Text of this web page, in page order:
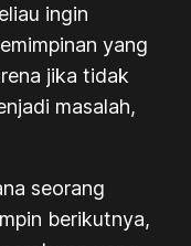
ingin
yang
jika tidak
masalah,
seorang
berikutnya,